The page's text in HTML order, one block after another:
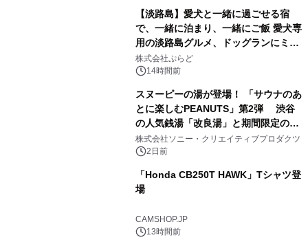
【淡路島】愛犬と一緒に過ごせる宿
で、一緒に泊まり、一緒にご飯 愛犬専
用の淡路島グルメ、ドッグランにミニ
プール グランピングとトレーラーハウ
スの2施設で
株式会社ぷらど
14時間前
スヌーピーの湯が登場！ 「サウナのあ
とに楽しむPEANUTS」第2弾 渋谷
の人気銭湯「改良湯」と期間限定のコ
ラボレーション サウナイキタイコラ
ボグッズも発売決定！
株式会社ソニー・クリエイティブプロダクツ
2日前
「Honda CB250T HAWK」Tシャツ登
場
CAMSHOP.JP
13時間前